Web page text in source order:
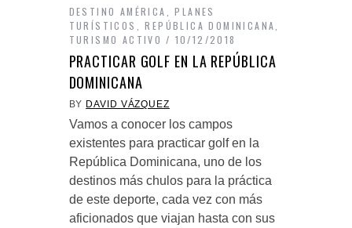
DESTINO AMÉRICA ,PLANES
TURÍSTICOS
,REPÚBLICA DOMINICANA
TURISMO ACTIVO
10/12/2018
PRACTICAR GOLF EN LA REPÚBLICA
DOMINICANA
BY DAVID VÁZQUEZ
Vamos a conocer los campos
existentes para practicar golf en la
República Dominicana, uno de los
destinos más chulos para la práctica
de este deporte, cada vez con más
aficionados que viajan hasta con sus